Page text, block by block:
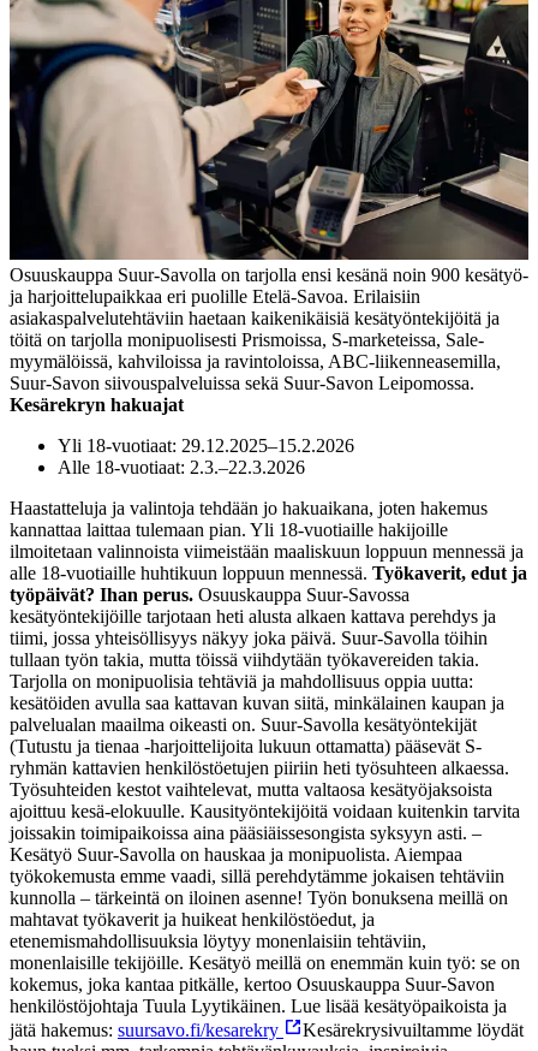
Osuuskauppa Suur-Savolla on tarjolla ensi kesänä noin 900 kesätyö-
ja harjoittelupaikkaa eri puolille Etelä-Savoa. Erilaisiin
asiakaspalvelutehtäviin haetaan kaikenikäisiä kesätyöntekijöitä ja
töitä on tarjolla monipuolisesti Prismoissa, S-marketeissa, Sale-
myymälöissä, kahviloissa ja ravintoloissa, ABC-liikenneasemilla,
Suur-Savon siivouspalveluissa sekä Suur-Savon Leipomossa.
Kesärekryn hakuajat
Yli 18-vuotiaat: 29.12.2025–15.2.2026
Alle 18-vuotiaat: 2.3.–22.3.2026
Haastatteluja ja valintoja tehdään jo hakuaikana, joten hakemus
kannattaa laittaa tulemaan pian. Yli 18-vuotiaille hakijoille
ilmoitetaan valinnoista viimeistään maaliskuun loppuun mennessä ja
alle 18-vuotiaille huhtikuun loppuun mennessä. Työkaverit, edut ja
työpäivät? Ihan perus. Osuuskauppa Suur-Savossa
kesätyöntekijöille tarjotaan heti alusta alkaen kattava perehdys ja
tiimi, jossa yhteisöllisyys näkyy joka päivä. Suur-Savolla töihin
tullaan työn takia, mutta töissä viihdytään työkavereiden takia.
Tarjolla on monipuolisia tehtäviä ja mahdollisuus oppia uutta:
kesätöiden avulla saa kattavan kuvan siitä, minkälainen kaupan ja
palvelualan maailma oikeasti on. Suur-Savolla kesätyöntekijät
(Tutustu ja tienaa -harjoittelijoita lukuun ottamatta) pääsevät S-
ryhmän kattavien henkilöstöetujen piiriin heti työsuhteen alkaessa.
Työsuhteiden kestot vaihtelevat, mutta valtaosa kesätyöjaksoista
ajoittuu kesä-elokuulle. Kausityöntekijöitä voidaan kuitenkin tarvita
joissakin toimipaikoissa aina pääsiäissesongista syksyyn asti. –
Kesätyö Suur-Savolla on hauskaa ja monipuolista. Aiempaa
työkokemusta emme vaadi, sillä perehdytämme jokaisen tehtäviin
kunnolla – tärkeintä on iloinen asenne! Työn bonuksena meillä on
mahtavat työkaverit ja huikeat henkilöstöedut, ja
etenemismahdollisuuksia löytyy monenlaisiin tehtäviin,
monenlaisille tekijöille. Kesätyö meillä on enemmän kuin työ: se on
kokemus, joka kantaa pitkälle, kertoo Osuuskauppa Suur-Savon
henkilöstöjohtaja Tuula Lyytikäinen. Lue lisää kesätyöpaikoista ja
jätä hakemus: suursavo.fi/kesarekry
Kesärekrysivuiltamme löydät